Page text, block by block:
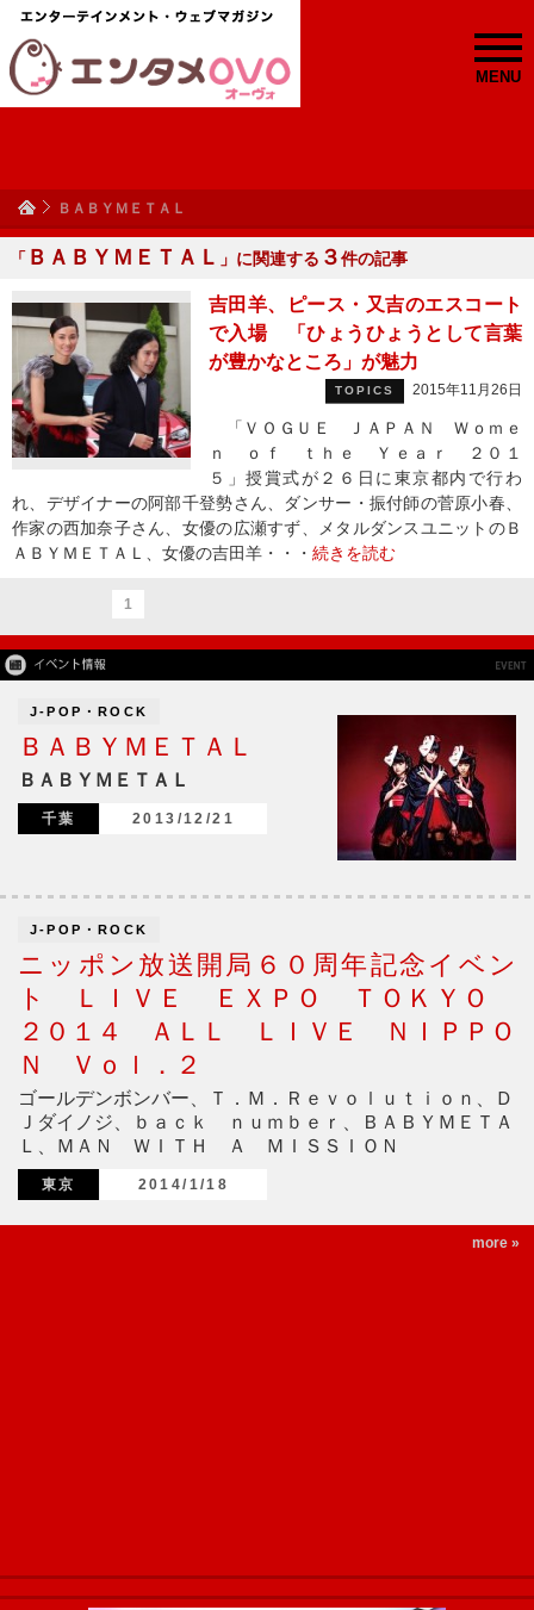
MENU
ＢＡＢＹＭＥＴＡＬ
「 ＢＡＢＹＭＥＴＡＬ 」に関連する ３件の記事
吉田羊、ピース・又吉のエスコート
で入場 「ひょうひょうとして言葉
が豊かなところ」が魅力
TOPICS 2015年11月26日
「ＶＯＧＵＥ ＪＡＰＡＮ Ｗｏｍｅ
ｎ ｏｆ ｔｈｅ Ｙｅａｒ ２０１
５」授賞式が２６日に東京都内で行わ
れ、デザイナーの阿部千登勢さん、ダンサー・振付師の菅原小春、
作家の西加奈子さん、女優の広瀬すず、メタルダンスユニットのＢ
ＡＢＹＭＥＴＡＬ、女優の吉田羊・・・ 続きを読む
1
J-POP・ROCK
ＢＡＢＹＭＥＴＡＬ
ＢＡＢＹＭＥＴＡＬ
千葉 2013/12/21
J-POP・ROCK
ニッポン放送開局６０周年記念イベン
ト ＬＩＶＥ ＥＸＰＯ ＴＯＫＹＯ
２０１４ ＡＬＬ ＬＩＶＥ ＮＩＰＰＯ
Ｎ Ｖｏｌ．２
ゴールデンボンバー、Ｔ．Ｍ．Ｒｅｖｏｌｕｔｉｏｎ、Ｄ
Ｊダイノジ、ｂａｃｋ ｎｕｍｂｅｒ、ＢＡＢＹＭＥＴＡ
Ｌ、ＭＡＮ ＷＩＴＨ Ａ ＭＩＳＳＩＯＮ
東京 2014/1/18
more »